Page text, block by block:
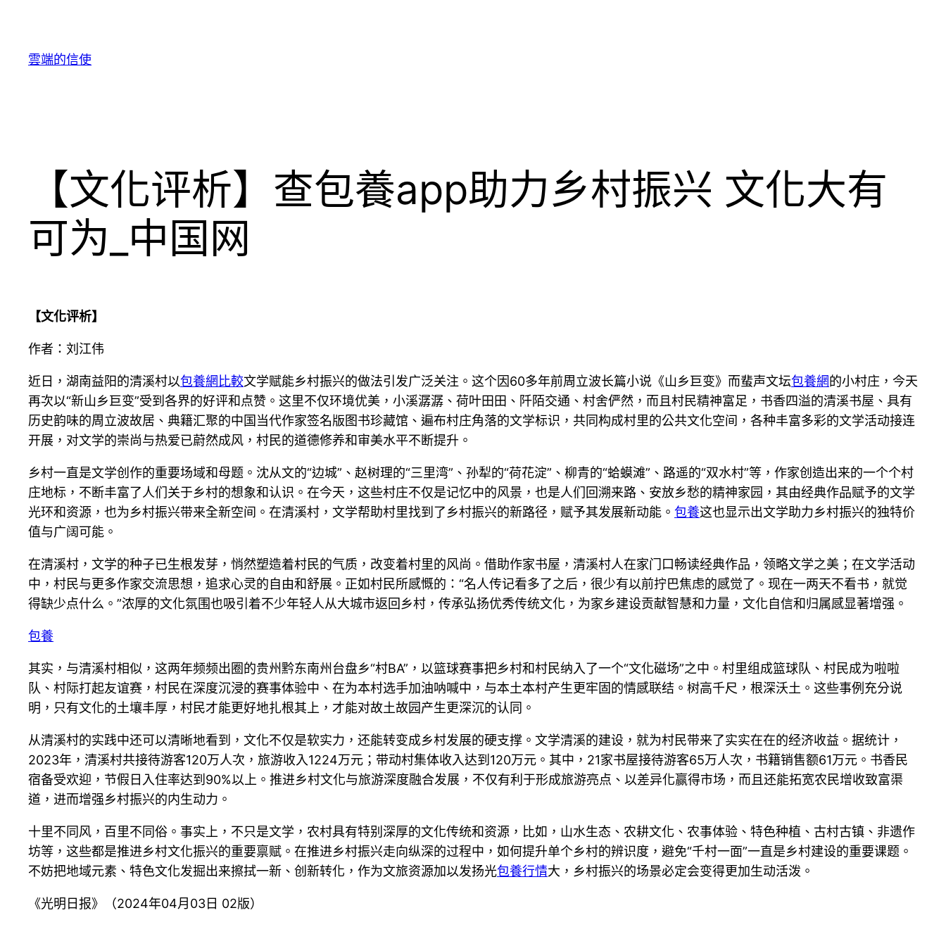
雲端的信使
【文化评析】查包養app助力乡村振兴 文化大有
可为_中国网
【文化评析】
作者：刘江伟
近日，湖南益阳的清溪村以包養網比較文学赋能乡村振兴的做法引发广泛关注。这个因60多年前周立波长篇小说《山乡巨变》而蜚声文坛包養網的小村庄，今天
再次以“新山乡巨变”受到各界的好评和点赞。这里不仅环境优美，小溪潺潺、荷叶田田、阡陌交通、村舍俨然，而且村民精神富足，书香四溢的清溪书屋、具有
历史韵味的周立波故居、典籍汇聚的中国当代作家签名版图书珍藏馆、遍布村庄角落的文学标识，共同构成村里的公共文化空间，各种丰富多彩的文学活动接连
开展，对文学的崇尚与热爱已蔚然成风，村民的道德修养和审美水平不断提升。
乡村一直是文学创作的重要场域和母题。沈从文的“边城”、赵树理的“三里湾”、孙犁的“荷花淀”、柳青的“蛤蟆滩”、路遥的“双水村”等，作家创造出来的一个个村
庄地标，不断丰富了人们关于乡村的想象和认识。在今天，这些村庄不仅是记忆中的风景，也是人们回溯来路、安放乡愁的精神家园，其由经典作品赋予的文学
光环和资源，也为乡村振兴带来全新空间。在清溪村，文学帮助村里找到了乡村振兴的新路径，赋予其发展新动能。 包養这也显示出文学助力乡村振兴的独特价
值与广阔可能。
在清溪村，文学的种子已生根发芽，悄然塑造着村民的气质，改变着村里的风尚。借助作家书屋，清溪村人在家门口畅读经典作品，领略文学之美；在文学活动
中，村民与更多作家交流思想，追求心灵的自由和舒展。正如村民所感慨的：“名人传记看多了之后，很少有以前拧巴焦虑的感觉了。现在一两天不看书，就觉
得缺少点什么。”浓厚的文化氛围也吸引着不少年轻人从大城市返回乡村，传承弘扬优秀传统文化，为家乡建设贡献智慧和力量，文化自信和归属感显著增强。
包養
其实，与清溪村相似，这两年频频出圈的贵州黔东南州台盘乡“村BA”，以篮球赛事把乡村和村民纳入了一个“文化磁场”之中。村里组成篮球队、村民成为啦啦
队、村际打起友谊赛，村民在深度沉浸的赛事体验中、在为本村选手加油呐喊中，与本土本村产生更牢固的情感联结。树高千尺，根深沃土。这些事例充分说
明，只有文化的土壤丰厚，村民才能更好地扎根其上，才能对故土故园产生更深沉的认同。
从清溪村的实践中还可以清晰地看到，文化不仅是软实力，还能转变成乡村发展的硬支撑。文学清溪的建设，就为村民带来了实实在在的经济收益。据统计，
2023年，清溪村共接待游客120万人次，旅游收入1224万元；带动村集体收入达到120万元。其中，21家书屋接待游客65万人次，书籍销售额61万元。书香民
宿备受欢迎，节假日入住率达到90%以上。推进乡村文化与旅游深度融合发展，不仅有利于形成旅游亮点、以差异化赢得市场，而且还能拓宽农民增收致富渠
道，进而增强乡村振兴的内生动力。
十里不同风，百里不同俗。事实上，不只是文学，农村具有特别深厚的文化传统和资源，比如，山水生态、农耕文化、农事体验、特色种植、古村古镇、非遗作
坊等，这些都是推进乡村文化振兴的重要禀赋。在推进乡村振兴走向纵深的过程中，如何提升单个乡村的辨识度，避免“千村一面”一直是乡村建设的重要课题。
不妨把地域元素、特色文化发掘出来擦拭一新、创新转化，作为文旅资源加以发扬光包養行情大，乡村振兴的场景必定会变得更加生动活泼。
《光明日报》（2024年04月03日 02版）